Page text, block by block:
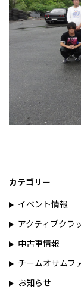
カテゴリー
イベント情報
アクティブクラ
中古車情報
チームオサムフ
お知らせ